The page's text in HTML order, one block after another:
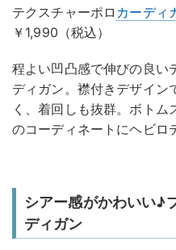
テクスチャーポロ カーディ
￥1,990（税込）
程よい凹凸感で伸びの良い
ディガン。襟付きデザイン
く、着回しも抜群。ボト
のコーディネートにヘビロ
シアー感がかわいい♪
ディガン